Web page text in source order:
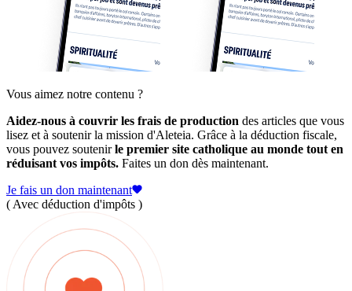
Vous aimez notre contenu ?
Aidez-nous à couvrir les frais de production des articles que vous
lisez et à soutenir la mission d'Aleteia. Grâce à la déduction fiscale,
vous pouvez soutenirle premier site catholique au monde tout en
réduisant vos impôts. Faites un don dès maintenant.
Je fais un don maintenant
( Avec déduction d'impôts )